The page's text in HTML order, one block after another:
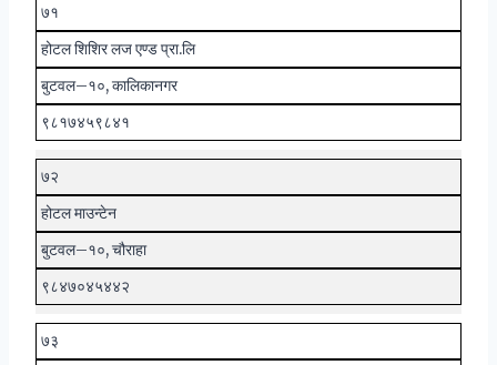
७१
होटल शिशिर लज एण्ड प्रा.लि
बुटवल–१०, कालिकानगर
९८१७४५९८४१
७२
होटल माउन्टेन
बुटवल–१०, चौराहा
९८४७०४५४४२
७३